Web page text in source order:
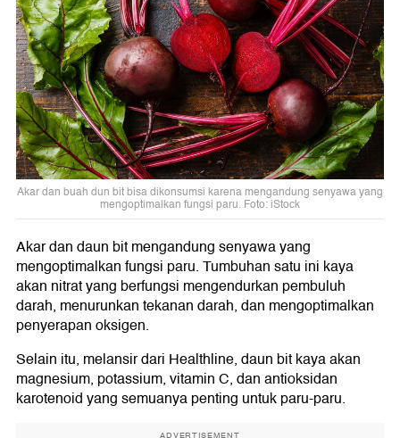
Akar dan buah dun bit bisa dikonsumsi karena mengandung senyawa yang
mengoptimalkan fungsi paru. Foto: iStock
Akar dan daun bit mengandung senyawa yang
mengoptimalkan fungsi paru. Tumbuhan satu ini kaya
akan nitrat yang berfungsi mengendurkan pembuluh
darah, menurunkan tekanan darah, dan mengoptimalkan
penyerapan oksigen.
Selain itu, melansir dari Healthline, daun bit kaya akan
magnesium, potassium, vitamin C, dan antioksidan
karotenoid yang semuanya penting untuk paru-paru.
ADVERTISEMENT